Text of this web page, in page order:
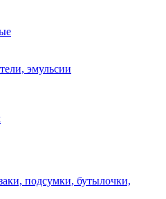
эмульсии
подсумки, бутылочки,